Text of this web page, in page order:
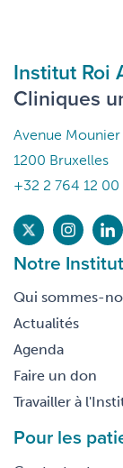
Institut Roi
Cliniques
Avenue Mounier
1200 Bruxelles
+32 2 764 12 00
Notre Institut
Qui sommes-
Actualités
Agenda
Faire un don
Travailler à
Pour les